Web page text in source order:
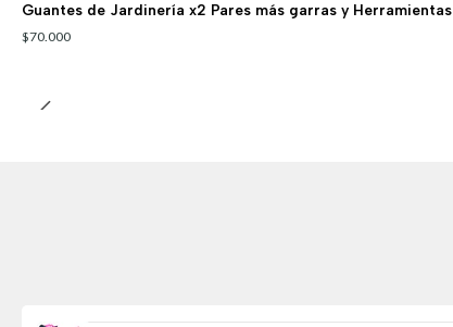
Guantes de Jardinería x2 Pares más garras y Herramientas
$70.000